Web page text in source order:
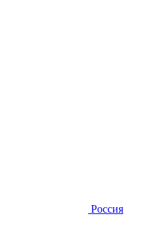
Россия